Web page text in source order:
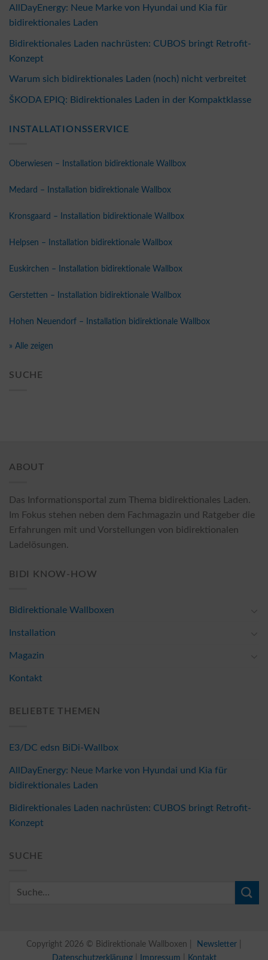
AllDayEnergy: Neue Marke von Hyundai und Kia für
bidirektionales Laden
Bidirektionales Laden nachrüsten: CUBOS bringt Retrofit-
Konzept
Warum sich bidirektionales Laden (noch) nicht verbreitet
ŠKODA EPIQ: Bidirektionales Laden in der Kompaktklasse
INSTALLATIONSSERVICE
Oberwiesen – Installation bidirektionale Wallbox
Medard – Installation bidirektionale Wallbox
Kronsgaard – Installation bidirektionale Wallbox
Helpsen – Installation bidirektionale Wallbox
Euskirchen – Installation bidirektionale Wallbox
Gerstetten – Installation bidirektionale Wallbox
Hohen Neuendorf – Installation bidirektionale Wallbox
» Alle zeigen
SUCHE
ABOUT
Das Informationsportal zum Thema bidirektionales Laden.
Im Fokus stehen neben dem Fachmagazin und Ratgeber die
Erfahrungen mit und Vorstellungen von bidirektionalen
Ladelösungen.
BIDI KNOW-HOW
Bidirektionale Wallboxen
Installation
Magazin
Kontakt
BELIEBTE THEMEN
E3/DC edsn BiDi-Wallbox
AllDayEnergy: Neue Marke von Hyundai und Kia für
bidirektionales Laden
Bidirektionales Laden nachrüsten: CUBOS bringt Retrofit-
Konzept
SUCHE
Copyright 2026 © Bidirektionale Wallboxen | Newsletter
Datenschutzerklärung
Impressum Kontakt